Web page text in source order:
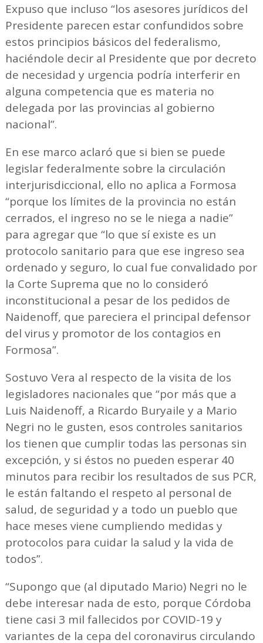
Expuso que incluso “los asesores jurídicos del
Presidente parecen estar confundidos sobre
estos principios básicos del federalismo,
haciéndole decir al Presidente que por decreto
de necesidad y urgencia podría interferir en
alguna competencia que es materia no
delegada por las provincias al gobierno
nacional”.
En ese marco aclaró que si bien se puede
legislar federalmente sobre la circulación
interjurisdiccional, ello no aplica a Formosa
“porque los límites de la provincia no están
cerrados, el ingreso no se le niega a nadie”
para agregar que “lo que sí existe es un
protocolo sanitario para que ese ingreso sea
ordenado y seguro, lo cual fue convalidado por
la Corte Suprema que no lo consideró
inconstitucional a pesar de los pedidos de
Naidenoff, que pareciera el principal defensor
del virus y promotor de los contagios en
Formosa”.
Sostuvo Vera al respecto de la visita de los
legisladores nacionales que “por más que a
Luis Naidenoff, a Ricardo Buryaile y a Mario
Negri no le gusten, esos controles sanitarios
los tienen que cumplir todas las personas sin
excepción, y si éstos no pueden esperar 40
minutos para recibir los resultados de sus PCR,
le están faltando el respeto al personal de
salud, de seguridad y a todo un pueblo que
hace meses viene cumpliendo medidas y
protocolos para cuidar la salud y la vida de
todos”.
“Supongo que (al diputado Mario) Negri no le
debe interesar nada de esto, porque Córdoba
tiene casi 3 mil fallecidos por COVID-19 y
variantes de la cepa del coronavirus circulando